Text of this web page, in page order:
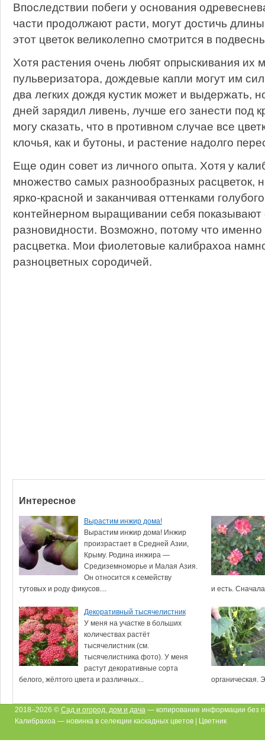
Впоследствии побеги у основания
части продолжают расти, могут достичь
этот цветок великолепно смотрится в
Хотя растения очень любят опрыскивания их
пульверизатора, дождевые капли могут им
два легких дождя кустик может и выдержать,
дней зарядил ливень, лучше его занести под
могу сказать, что в противном случае все
клочья, как и бутоны, и растение надолго
Еще один совет из личного опыта. Хотя у
множество самых разнообразных расцветок,
ярко-красной и заканчивая оттенками
контейнерном выращивании себя
разновидности. Возможно, потому что именно
расцветка. Мои фиолетовые калибрахоа
разноцветных сородичей.
Интересное
Вырастим инжир дома!
Вырастим инжир дома! Инжир
произрастает в Средней Азии,
Крыму. Родина инжира —
Средиземноморье и Малая Азия.
Он относится к семейству
тутовых и роду фикусов....
и есть.
Декоративный тысячелистник
У меня на участке в больших
количествах растёт
тысячелистник (см.
тысячелистника фото). У меня
растут декоративные сорта
белого, жёлтого цвета и различных...
органическая.
2018–2026 © Сад и огород, дом и дача — копирование информации без
Калибрахоа — новинка в селекции каскадных цветов | Цветник